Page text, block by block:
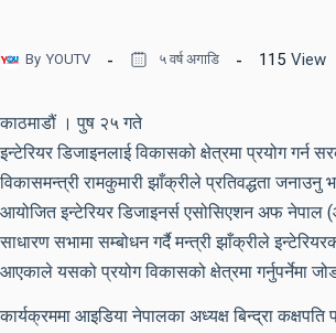
By YOUTV ५ वर्ष अगाडि 115 View
काठमाडौं । पुष २५ गते
इन्टेरियर डिजाइनलाई विकासको क्षेत्रमा प्रयोग गर्न
विकासमन्त्री रामकुमारी झाँक्रीले प्रतिवद्धता जनाउनु
आयोजित इन्टेरियर डिजाइनर्स एसोसिएशन अफ नेपाल
साधारण सभामा सम्बोधन गर्दै मन्त्री झाँक्रीले
आएकाले यसको प्रयोग विकासको क्षेत्रमा गर्नुपर्नेमा
कार्यक्रममा आइडिया नेपालका अध्यक्ष बिन्द्रा